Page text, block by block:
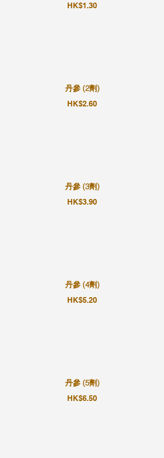
HK$1.30
丹參 (2劑)
HK$2.60
丹參 (3劑)
HK$3.90
丹參 (4劑)
HK$5.20
丹參 (5劑)
HK$6.50